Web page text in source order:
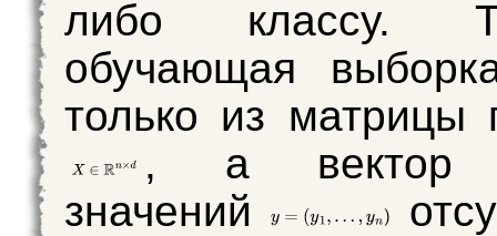
либо классу.
обучающая
только из матрицы
, а вектор
значений